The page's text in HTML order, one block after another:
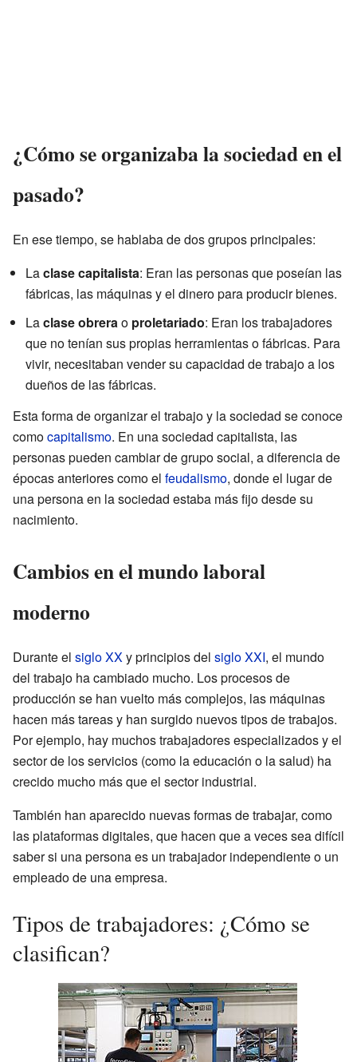
¿Cómo se organizaba la sociedad en el
pasado?
En ese tiempo, se hablaba de dos grupos principales:
Laclase capitalista: Eran las personas que poseían las
fábricas, las máquinas y el dinero para producir bienes.
Laclase obrera o proletariado: Eran los trabajadores
que no tenían sus propias herramientas o fábricas. Para
vivir, necesitaban vender su capacidad de trabajo a los
dueños de las fábricas.
Esta forma de organizar el trabajo y la sociedad se conoce
comocapitalismo. En una sociedad capitalista, las
personas pueden cambiar de grupo social, a diferencia de
épocas anteriores como el feudalismo, donde el lugar de
una persona en la sociedad estaba más fijo desde su
nacimiento.
Cambios en el mundo laboral
moderno
Durante el siglo XX y principios del siglo XXI, el mundo
del trabajo ha cambiado mucho. Los procesos de
producción se han vuelto más complejos, las máquinas
hacen más tareas y han surgido nuevos tipos de trabajos.
Por ejemplo, hay muchos trabajadores especializados y el
sector de los servicios (como la educación o la salud) ha
crecido mucho más que el sector industrial.
También han aparecido nuevas formas de trabajar, como
las plataformas digitales, que hacen que a veces sea difícil
saber si una persona es un trabajador independiente o un
empleado de una empresa.
Tipos de trabajadores: ¿Cómo se
clasifican?